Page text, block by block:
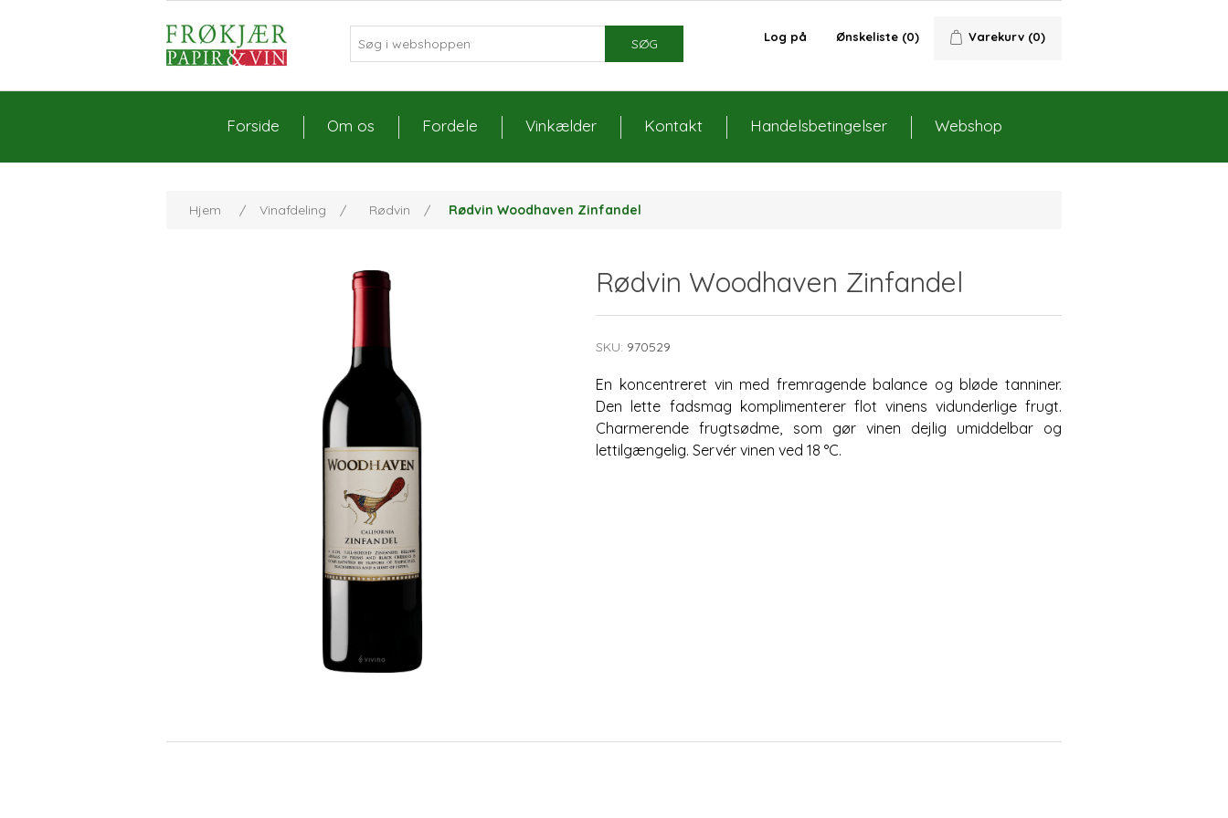
SØG Log på Ønskeliste (0) Varekurv (0)
Forside Om os Fordele Vinkælder Kontakt Handelsbetingelser Webshop
Hjem / Vinafdeling / Rødvin / Rødvin Woodhaven Zinfandel
Rødvin Woodhaven Zinfandel
SKU: 970529
En koncentreret vin med fremragende balance og bløde tanniner.
Den lette fadsmag komplimenterer flot vinens vidunderlige frugt.
Charmerende frugtsødme, som gør vinen dejlig umiddelbar og
lettilgængelig. Servér vinen ved 18 °C.